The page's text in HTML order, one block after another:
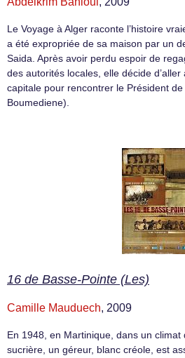
Le Voyage à Alger raconte l’histoire
a été expropriée de sa maison par un
Saida. Après avoir perdu espoir de
des autorités locales, elle décide
capitale pour rencontrer le Président
Boumediene).
16 de Basse-Pointe (Les)
Camille Mauduech, 2009
En 1948, en Martinique, dans un
sucrière, un géreur, blanc créole, est